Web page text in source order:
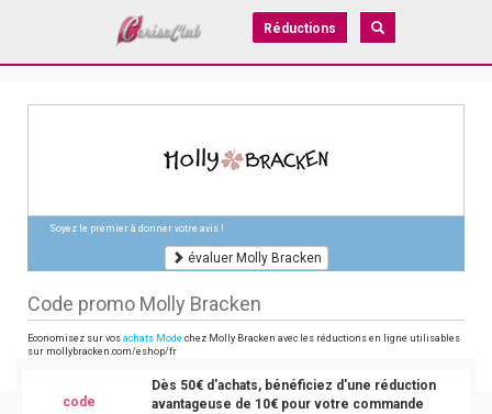
Réductions
Soyez le premier à donner votre avis !
évaluer Molly Bracken
Code promo Molly Bracken
Economisez sur vos achats Mode chez Molly Bracken avec les réductions en ligne utilisables
sur mollybracken.com/eshop/fr
code
Dès 50€ d'achats, bénéficiez d'une réduction
avantageuse de 10€ pour votre commande